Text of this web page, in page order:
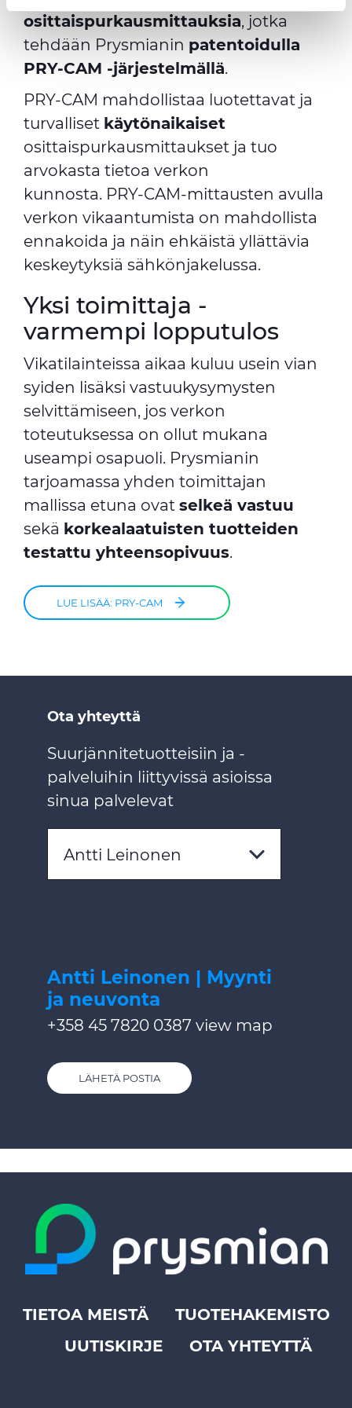
provide social media features and to analyse our traffic.
We also share information about your use of our site with
our social media, advertising and analytics partners who
may combine it with other information that you’ve
of their services.
osittaispurkausmittauksia, jotka
tehdään Prysmianin patentoidulla
PRY-CAM -järjestelmällä.
PRY-CAM mahdollistaa luotettavat ja
turvalliset käytönaikaiset
osittaispurkausmittaukset ja tuo
arvokasta tietoa verkon
kunnosta. PRY-CAM-mittausten avulla
verkon vikaantumista on mahdollista
ennakoida ja näin ehkäistä yllättävia
keskeytyksiä sähkönjakelussa.
Yksi toimittaja -
varmempi lopputulos
Vikatilainteissa aikaa kuluu usein vian
syiden lisäksi vastuukysymysten
selvittämiseen, jos verkon
toteutuksessa on ollut mukana
useampi osapuoli. Prysmianin
tarjoamassa yhden toimittajan
mallissa etuna ovat selkeä vastuu
sekä korkealaatuisten tuotteiden
testattu yhteensopivuus.
LUE LISÄÄ: PRY-CAM
Ota yhteyttä
Suurjännitetuotteisiin ja -
palveluihin liittyvissä asioissa
sinua palvelevat
Antti Leinonen
Antti Leinonen | Myynti
ja neuvonta
+358 45 7820 0387 view map
LÄHETÄ POSTIA
Footer
TIETOA MEISTÄ
TUOTEHAKEMISTO
UUTISKIRJE
OTA YHTEYTTÄ